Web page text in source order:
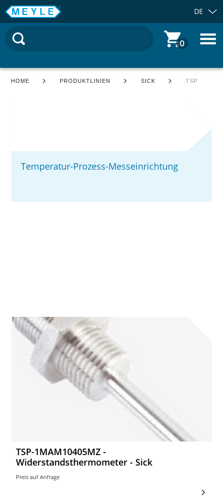
DE
0
HOME PRODUKTLINIEN SICK TSP
Temperatur-Prozess-Messeinrichtung
TSP-1MAM10405MZ -
Widerstandsthermometer - Sick
Preis auf Anfrage